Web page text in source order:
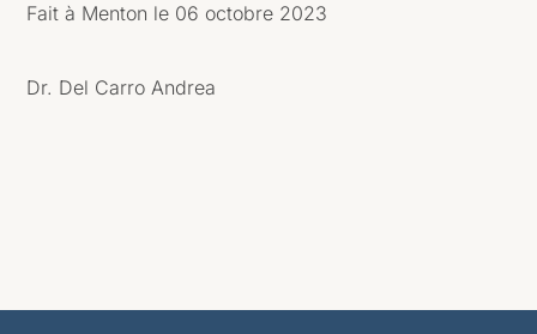
Fait à Menton le 06 octobre 2023
Dr. Del Carro Andrea